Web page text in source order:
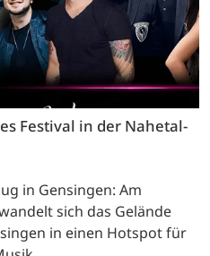
Festival in der Nahetal-
in Gensingen: Am
sich das Gelände
in einen Hotspot für